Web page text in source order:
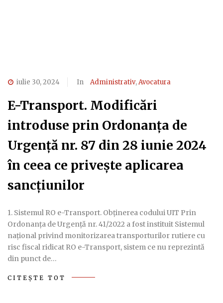
iulie 30, 2024 In Administrativ,Avocatura
E-Transport. Modificări
introduse prin Ordonanța de
Urgență nr. 87 din 28 iunie 2024
în ceea ce privește aplicarea
sancțiunilor
1. Sistemul RO e-Transport. Obținerea codului UIT Prin
Ordonanța de Urgență nr. 41/2022 a fost instituit Sistemul
național privind monitorizarea transporturilor rutiere cu
risc fiscal ridicat RO e-Transport, sistem ce nu reprezintă
din punct de…
CITEȘTE TOT